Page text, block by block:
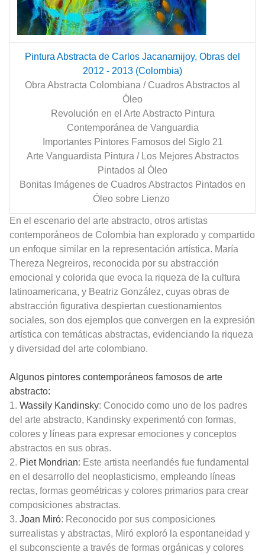
Pintura Abstracta de Carlos Jacanamijoy, Obras del
2012 - 2013 (Colombia)
Obra Abstracta Colombiana / Cuadros Abstractos al
Óleo
Revolución en el Arte Abstracto Pintura
Contemporánea de Vanguardia
Importantes Pintores Famosos del Siglo 21
Arte Vanguardista Pintura / Los Mejores Abstractos
Pintados al Óleo
Bonitas Imágenes de Cuadros Abstractos Pintados en
Óleo sobre Lienzo
En el escenario del arte abstracto, otros artistas
contemporáneos de Colombia han explorado y compartido
un enfoque similar en la representación artística. María
Thereza Negreiros, reconocida por su abstracción
emocional y colorida que evoca la riqueza de la cultura
latinoamericana, y Beatriz González, cuyas obras de
abstracción figurativa despiertan cuestionamientos
sociales, son dos ejemplos que convergen en la expresión
artística con temáticas abstractas, evidenciando la riqueza
y diversidad del arte colombiano.
Algunos pintores contemporáneos famosos de arte
abstracto:
1. Wassily Kandinsky: Conocido como uno de los padres
del arte abstracto, Kandinsky experimentó con formas,
colores y líneas para expresar emociones y conceptos
abstractos en sus obras.
2. Piet Mondrian: Este artista neerlandés fue fundamental
en el desarrollo del neoplasticismo, empleando líneas
rectas, formas geométricas y colores primarios para crear
composiciones abstractas.
3. Joan Miró: Reconocido por sus composiciones
surrealistas y abstractas, Miró exploró la espontaneidad y
el subconsciente a través de formas orgánicas y colores